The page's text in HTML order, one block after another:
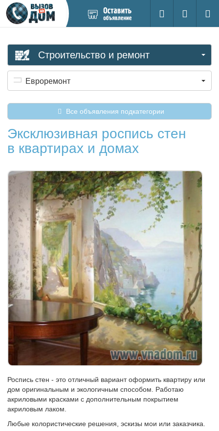
новое
Поиск
Вход на
Строительство и ремонт
Евроремонт
Все объявления подкатегории
Эксклюзивная роспись стен
в квартирах и домах
Роспись стен - это отличный вариант оформить квартиру или
дом оригинальным и экологичным способом. Работаю
акриловыми красками с дополнительным покрытием
акриловым лаком.
Любые колористические решения, эскизы мои или заказчика.